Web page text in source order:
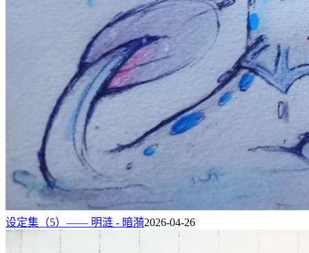
设定集（5）—— 明涟 - 暗漪2026-04-26